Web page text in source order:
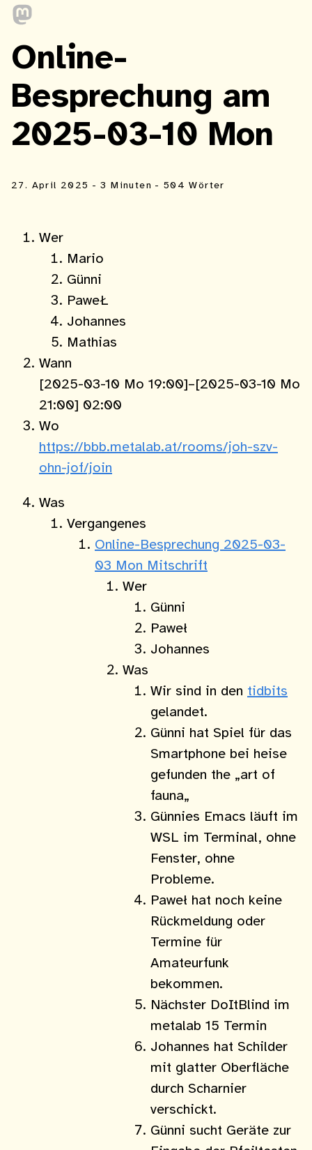
Online-
Besprechung am
2025-03-10 Mon
27. April 2025 - 3 Minuten - 504 Wörter
Wer
Mario
Günni
PaweŁ
Johannes
Mathias
Wann
[2025-03-10 Mo 19:00]–[2025-03-10 Mo
21:00] 02:00
Wo
https://bbb.metalab.at/rooms/joh-szv-
ohn-jof/join
Was
Vergangenes
Online-Besprechung 2025-03-
03 Mon Mitschrift
Wer
Günni
Paweł
Johannes
Was
Wir sind in den tidbits
gelandet.
Günni hat Spiel für das
Smartphone bei heise
gefunden the „art of
fauna„
Günnies Emacs läuft im
WSL im Terminal, ohne
Fenster, ohne
Probleme.
Paweł hat noch keine
Rückmeldung oder
Termine für
Amateurfunk
bekommen.
Nächster DoItBlind im
metalab 15 Termin
Johannes hat Schilder
mit glatter Oberfläche
durch Scharnier
verschickt.
Günni sucht Geräte zur